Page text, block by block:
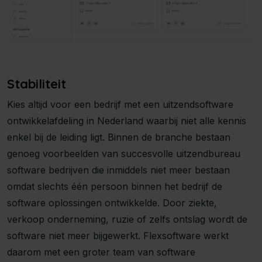
Stabiliteit
Kies altijd voor een bedrijf met een uitzendsoftware
ontwikkelafdeling in Nederland waarbij niet alle kennis
enkel bij de leiding ligt. Binnen de branche bestaan
genoeg voorbeelden van succesvolle uitzendbureau
software bedrijven die inmiddels niet meer bestaan
omdat slechts één persoon binnen het bedrijf de
software oplossingen ontwikkelde. Door ziekte,
verkoop onderneming, ruzie of zelfs ontslag wordt de
software niet meer bijgewerkt. Flexsoftware werkt
daarom met een groter team van software